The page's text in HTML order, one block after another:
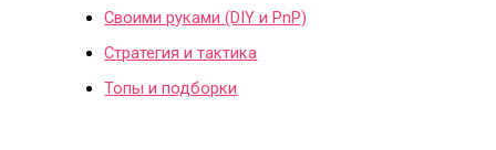
Своими руками (DIY и PnP)
Стратегия и тактика
Топы и подборки